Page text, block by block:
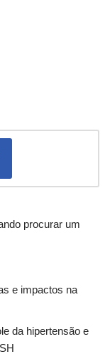
procurar um
e impactos na
da hipertensão e